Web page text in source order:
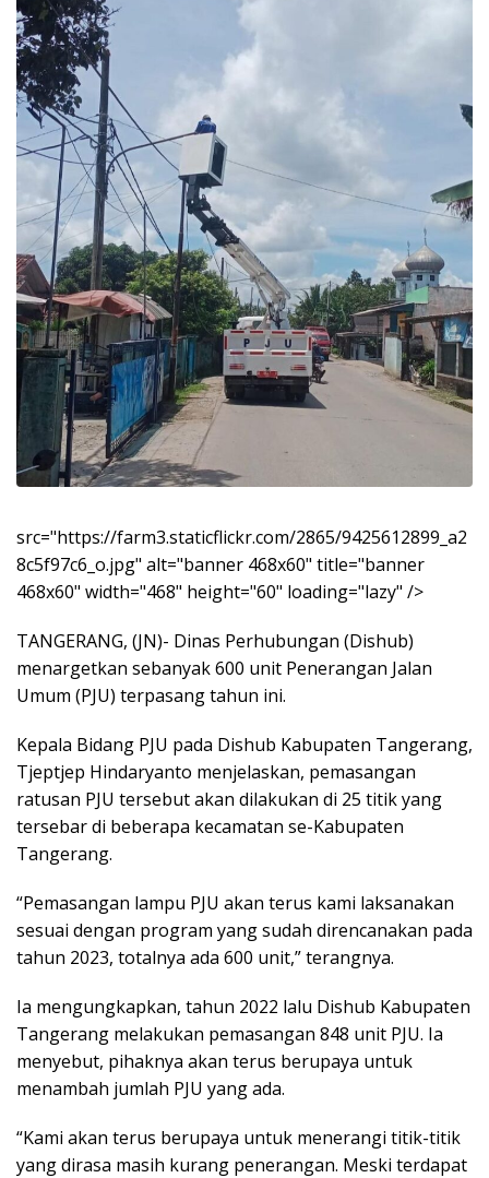
src="https://farm3.staticflickr.com/2865/9425612899_a2
8c5f97c6_o.jpg" alt="banner 468x60" title="banner
468x60" width="468" height="60" loading="lazy" />
TANGERANG, (JN)- Dinas Perhubungan (Dishub)
menargetkan sebanyak 600 unit Penerangan Jalan
Umum (PJU) terpasang tahun ini.
Kepala Bidang PJU pada Dishub Kabupaten Tangerang,
Tjeptjep Hindaryanto menjelaskan, pemasangan
ratusan PJU tersebut akan dilakukan di 25 titik yang
tersebar di beberapa kecamatan se-Kabupaten
Tangerang.
“Pemasangan lampu PJU akan terus kami laksanakan
sesuai dengan program yang sudah direncanakan pada
tahun 2023, totalnya ada 600 unit,” terangnya.
Ia mengungkapkan, tahun 2022 lalu Dishub Kabupaten
Tangerang melakukan pemasangan 848 unit PJU. Ia
menyebut, pihaknya akan terus berupaya untuk
menambah jumlah PJU yang ada.
“Kami akan terus berupaya untuk menerangi titik-titik
yang dirasa masih kurang penerangan. Meski terdapat